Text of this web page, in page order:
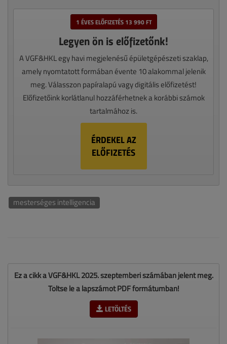
1 ÉVES ELŐFIZETÉS 13 990 FT
Legyen ön is előfizetőnk!
A VGF&HKL egy havi megjelenésű épületgépészeti szaklap,
amely nyomtatott formában évente 10 alakommal jelenik
meg. Válasszon papíralapú vagy digitális előfizetést!
Előfizetőink korlátlanul hozzáférhetnek a korábbi számok
tartalmához is.
ÉRDEKEL AZ
ELŐFIZETÉS
mesterséges intelligencia
Ez a cikk a VGF&HKL 2025. szeptemberi számában jelent meg.
Töltse le a lapszámot PDF formátumban!
LETÖLTÉS